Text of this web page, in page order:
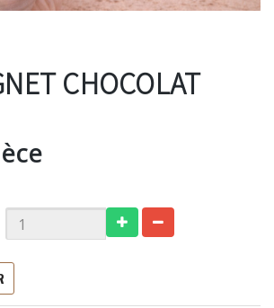
CHOCOLAT